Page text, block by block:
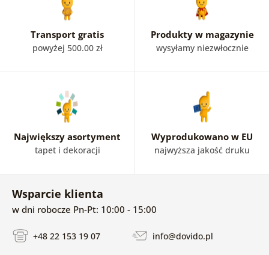
Transport gratis
powyżej 500.00 zł
Produkty w magazynie
wysyłamy niezwłocznie
Największy asortyment
tapet i dekoracji
Wyprodukowano w EU
najwyższa jakość druku
Wsparcie klienta
w dni robocze Pn-Pt: 10:00 - 15:00
+48 22 153 19 07 info@dovido.pl